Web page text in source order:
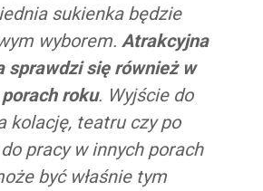
sukienka będzie
wyborem. Atrakcyjna
sprawdzi się również w
roku. Wyjście do
kolację, teatru czy po
pracy w innych porach
być właśnie tym